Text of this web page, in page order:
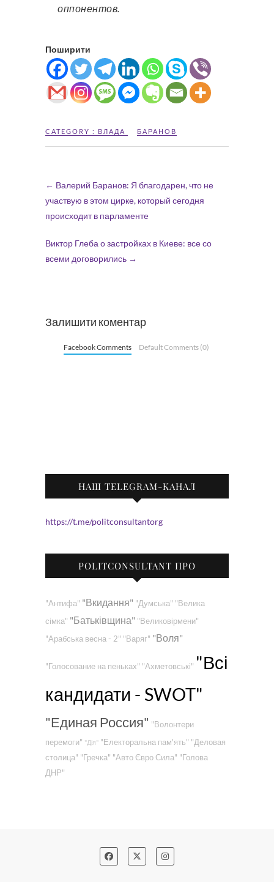
оппонентов.
Поширити
CATEGORY : ВЛАДА БАРАНОВ
← Валерий Баранов: Я благодарен, что не
участвую в этом цирке, который сегодня
происходит в парламенте
Виктор Глеба о застройках в Киеве: все со
всеми договорились →
Залишити коментар
Facebook Comments Default Comments (0)
НАШ TELEGRAM-КАНАЛ
https://t.me/politconsultantorg
POLITCONSULTANT ПРО
"Антифа" "Вкидання" "Думська" "Велика
сімка" "Батьківщина" "Великовірмени"
"Арабська весна - 2" "Варяг" "Воля"
"Голосование на пеньках" "Ахметовські" "Всі
кандидати - SWOT"
"Единая Россия" "Волонтери
перемоги" "Дія" "Електоральна пам'ять" "Деловая
столица" "Гречка" "Авто Євро Сила" "Голова
ДНР"